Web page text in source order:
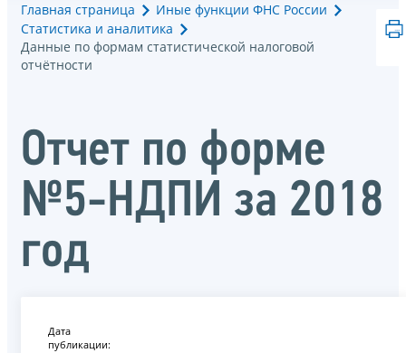
Главная страница
Иные функции ФНС России
Статистика и аналитика
Данные по формам статистической налоговой
отчётности
Отчет по форме
№5-НДПИ за 2018
год
Дата
публикации: